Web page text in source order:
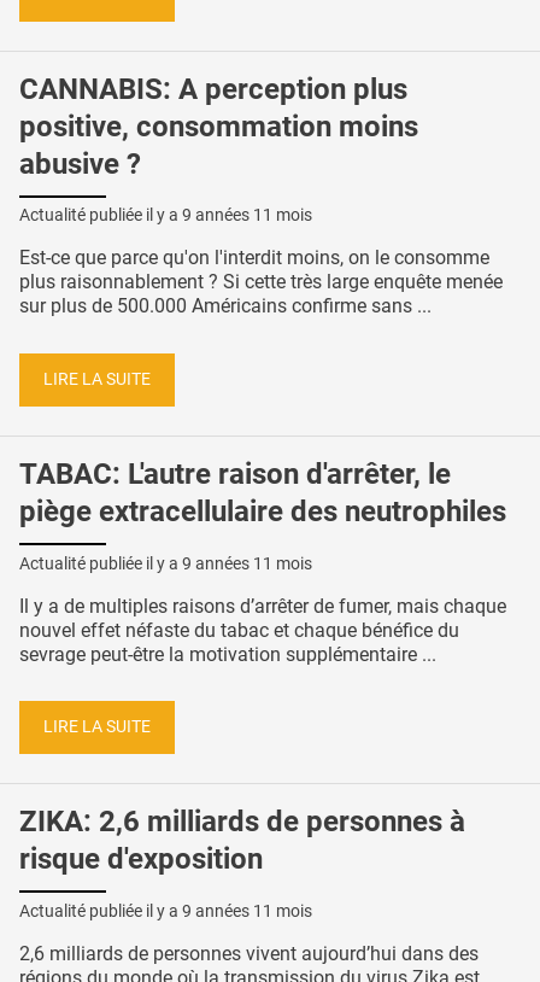
CANNABIS: A perception plus
positive, consommation moins
abusive ?
Actualité publiée il y a 9 années 11 mois
Est-ce que parce qu'on l'interdit moins, on le consomme
plus raisonnablement ? Si cette très large enquête menée
sur plus de 500.000 Américains confirme sans ...
LIRE LA SUITE
TABAC: L'autre raison d'arrêter, le
piège extracellulaire des neutrophiles
Actualité publiée il y a 9 années 11 mois
Il y a de multiples raisons d’arrêter de fumer, mais chaque
nouvel effet néfaste du tabac et chaque bénéfice du
sevrage peut-être la motivation supplémentaire ...
LIRE LA SUITE
ZIKA: 2,6 milliards de personnes à
risque d'exposition
Actualité publiée il y a 9 années 11 mois
2,6 milliards de personnes vivent aujourd’hui dans des